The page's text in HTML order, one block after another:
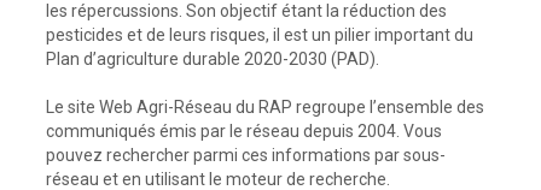
les répercussions. Son objectif étant la réduction des
pesticides et de leurs risques, il est un pilier important du
Plan d’agriculture durable 2020-2030 (PAD).
Le site Web Agri-Réseau du RAP regroupe l’ensemble des
communiqués émis par le réseau depuis 2004. Vous
pouvez rechercher parmi ces informations par sous-
réseau et en utilisant le moteur de recherche.